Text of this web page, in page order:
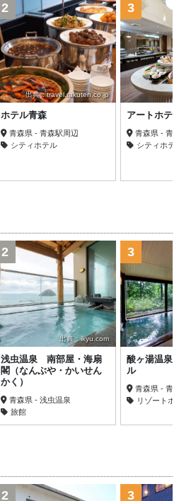
出典：travel.rakuten.co.jp
2
ホテル青森
青森県 - 青森駅周辺
シティホテル
3
アートホテ
青森県 - 青
シティホテ
出典：ikyu.com
2
浅虫温泉 南部屋・海扇
閣（なんぶや・かいせん
かく）
青森県 - 浅虫温泉
旅館
3
酸ヶ湯温泉
ル
青森県 - 青
リゾートホ
2 3